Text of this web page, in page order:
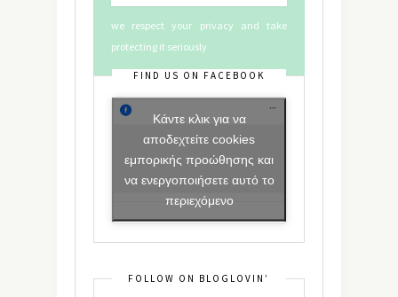
we respect your privacy and take
protecting it seriously
FIND US ON FACEBOOK
Κάντε κλικ για να
αποδεχτείτε cookies
εμπορικής προώθησης και
να ενεργοποιήσετε αυτό το
περιεχόμενο
FOLLOW ON BLOGLOVIN’